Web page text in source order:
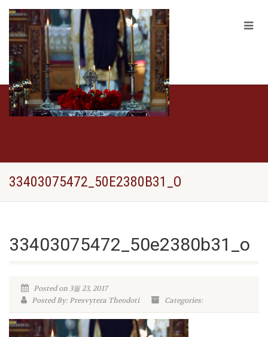
33403075472_50E2380B31_O
33403075472_50e2380b31_o
Posted on 3월 23, 2017
Posted By: Presvytera Theodoti
Categories: